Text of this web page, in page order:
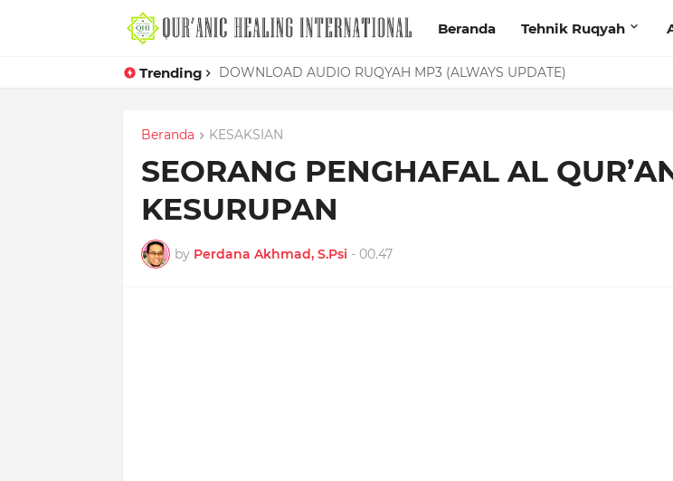
Beranda Tehnik Ruqyah
Trending DOWNLOAD AUDIO RUQYAH MP3 (ALWAYS UPDATE)
Mudahnya Memelet Seorang Wanita Lewat Foto di Facebook
Beranda KESAKSIAN
SEORANG PENGHAFAL AL
KESURUPAN
by Perdana Akhmad, S.Psi - 00.47